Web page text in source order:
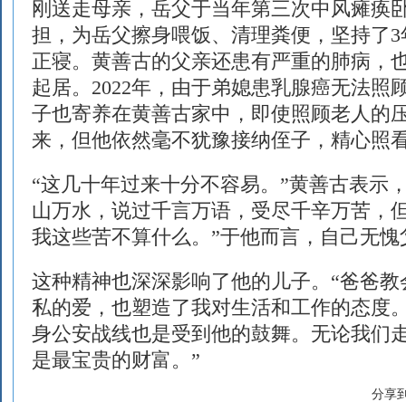
刚送走母亲，岳父于当年第三次中风瘫痪
担，为岳父擦身喂饭、清理粪便，坚持了
正寝。黄善古的父亲还患有严重的肺病，
起居。2022年，由于弟媳患乳腺癌无法照
子也寄养在黄善古家中，即使照顾老人的
来，但他依然毫不犹豫接纳侄子，精心照
“这几十年过来十分不容易。”黄善古表示
山万水，说过千言万语，受尽千辛万苦，
我这些苦不算什么。”于他而言，自己无
这种精神也深深影响了他的儿子。“爸爸
私的爱，也塑造了我对生活和工作的态度
身公安战线也是受到他的鼓舞。无论我们
是最宝贵的财富。”
分享